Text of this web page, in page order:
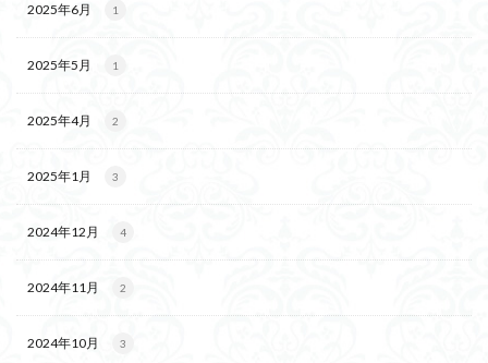
2025年6月 1
2025年5月 1
2025年4月 2
2025年1月 3
2024年12月 4
2024年11月 2
2024年10月 3